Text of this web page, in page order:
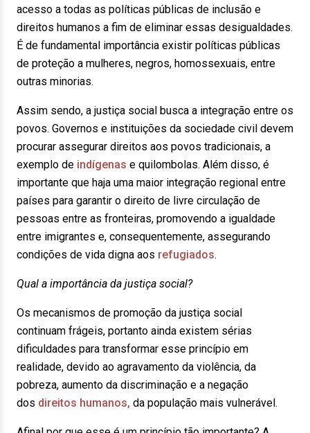
acesso a todas as políticas públicas de inclusão e
direitos humanos a fim de eliminar essas desigualdades.
É de fundamental importância existir políticas públicas
de proteção a mulheres, negros, homossexuais, entre
outras minorias.
Assim sendo, a justiça social busca a integração entre os
povos. Governos e instituições da sociedade civil devem
procurar assegurar direitos aos povos tradicionais, a
exemplo de indígenas e quilombolas. Além disso, é
importante que haja uma maior integração regional entre
países para garantir o direito de livre circulação de
pessoas entre as fronteiras, promovendo a igualdade
entre imigrantes e, consequentemente, assegurando
condições de vida digna aos refugiados.
Qual a importância da justiça social?
Os mecanismos de promoção da justiça social
continuam frágeis, portanto ainda existem sérias
dificuldades para transformar esse princípio em
realidade, devido ao agravamento da violência, da
pobreza, aumento da discriminação e a negação
dos direitos humanos, da população mais vulnerável.